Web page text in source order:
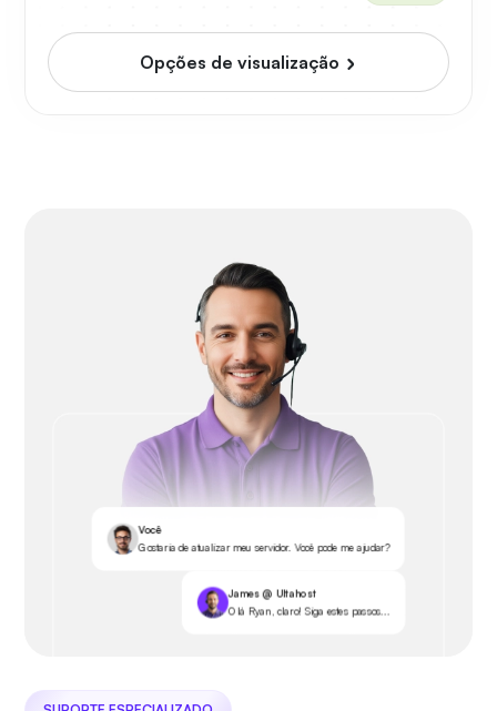
Opções de visualização
Você
Gostaria de atualizar meu servidor. Você pode me ajudar?
James @ Ultahost
Olá Ryan, claro! Siga estes passos...